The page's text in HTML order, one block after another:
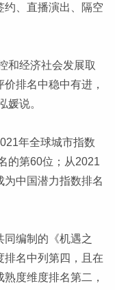
约、直播演出、隔空
和经济社会发展取
排名中稳中有进，
媛说。
年全球城市指数
的第60位；从2021
中国潜力指数排名
同编制的《机遇之
排名中列第四，且在
度维度排名第二，